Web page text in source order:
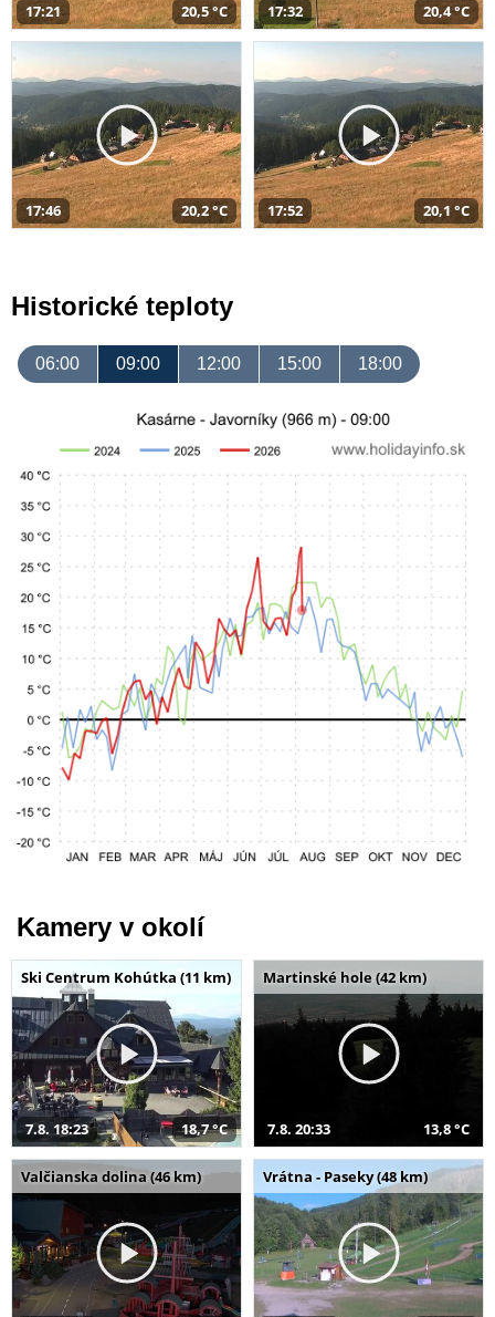
17:21 20,5 °C 17:32 20,4 °C
17:46 20,2 °C 17:52 20,1 °C
Historické teploty
06:00 09:00 12:00 15:00 18:00
Kamery v okolí
Ski Centrum Kohútka (11 km)
7.8. 18:23 18,7 °C
Martinské hole (42 km)
7.8. 20:33 13,8 °C
Valčianska dolina (46 km) Vrátna - Paseky (48 km)